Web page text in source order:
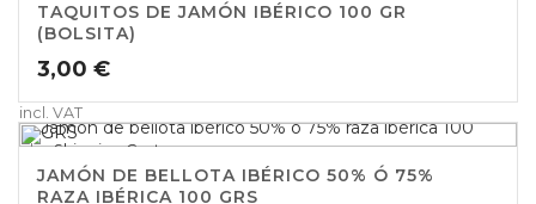
TAQUITOS DE JAMÓN IBÉRICO 100 GR
(BOLSITA)
3,00 €
incl. VAT
plusShipping Costs
JAMÓN DE BELLOTA IBÉRICO 50% Ó 75%
RAZA IBÉRICA 100 GRS